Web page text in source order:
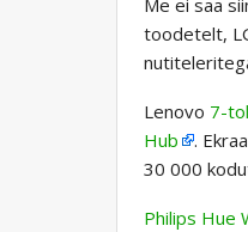
toodetelt,
Lenovo 7-
Hub
.
30 000
Philips Hue